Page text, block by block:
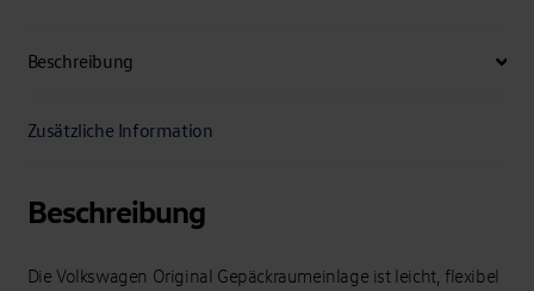
Beschreibung
Zusätzliche Information
Beschreibung
Die Volkswagen Original Gepäckraumeinlage ist leicht, flexibel